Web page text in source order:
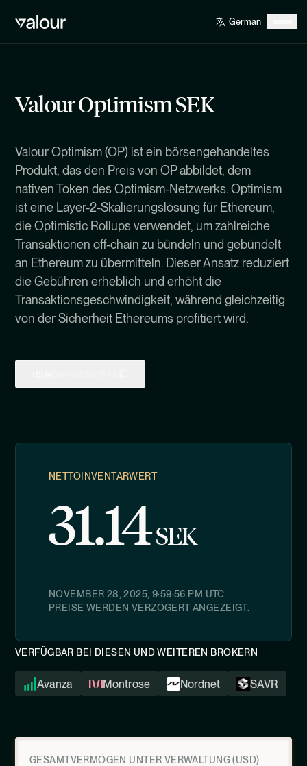
Valour Optimism SEK
Valour Optimism (OP) ist ein börsengehandeltes
Produkt, das den Preis von OP abbildet, dem
nativen Token des Optimism-Netzwerks. Optimism
ist eine Layer-2-Skalierungslösung für Ethereum,
die Optimistic Rollups verwendet, um zahlreiche
Transaktionen off-chain zu bündeln und gebündelt
an Ethereum zu übermitteln. Dieser Ansatz reduziert
die Gebühren erheblich und erhöht die
Transaktionsgeschwindigkeit, während gleichzeitig
von der Sicherheit Ethereums profitiert wird.
NETTOINVENTARWERT
31.14SEK
NOVEMBER 28, 2025, 9:59:56 PM UTC
PREISE WERDEN VERZÖGERT ANGEZEIGT.
VERFÜGBAR BEI DIESEN UND WEITEREN BROKERN
Avanza Montrose Nordnet SAVR
GESAMTVERMÖGEN UNTER VERWALTUNG (USD)